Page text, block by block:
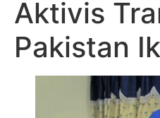
Aktivis
Pakistan